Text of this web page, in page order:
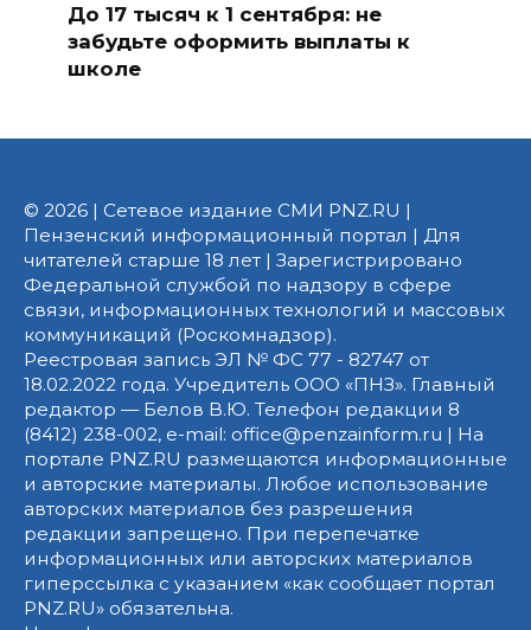
До 17 тысяч к 1 сентября: не
забудьте оформить выплаты к
школе
© 2026 | Сетевое издание СМИ PNZ.RU |
Пензенский информационный портал | Для
читателей старше 18 лет | Зарегистрировано
Федеральной службой по надзору в сфере
связи, информационных технологий и массовых
коммуникаций (Роскомнадзор).
Реестровая запись ЭЛ № ФС 77 - 82747 от
18.02.2022 года. Учредитель ООО «ПНЗ». Главный
редактор — Белов В.Ю. Телефон редакции 8
(8412) 238-002, e-mail: office@penzainform.ru | На
портале PNZ.RU размещаются информационные
и авторские материалы. Любое использование
авторских материалов без разрешения
редакции запрещено. При перепечатке
информационных или авторских материалов
гиперссылка с указанием «как сообщает портал
PNZ.RU» обязательна.